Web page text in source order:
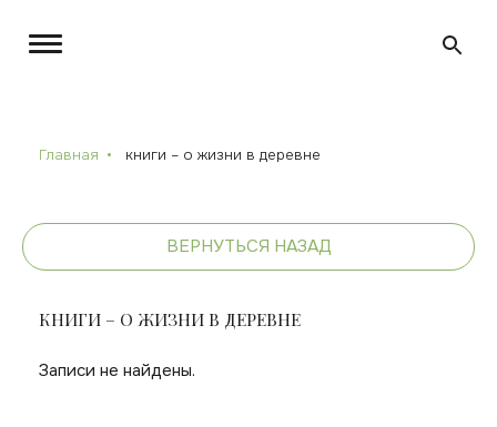
Главная книги – о жизни в деревне
ВЕРНУТЬСЯ НАЗАД
КНИГИ – О ЖИЗНИ В ДЕРЕВНЕ
Записи не найдены.